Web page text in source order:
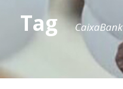
Tag CaixaBank